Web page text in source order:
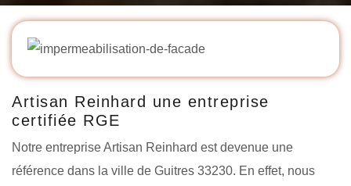
Artisan Reinhard une entreprise
certifiée RGE
Notre entreprise Artisan Reinhard est devenue une
référence dans la ville de Guitres 33230. En effet, nous